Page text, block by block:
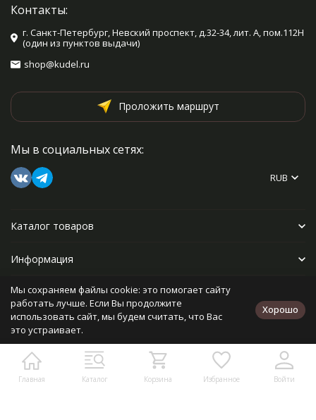
Главная Каталог Корзина Избранное Войти
Контакты:
г. Санкт-Петербург, Невский проспект, д.32-34, лит. А, пом.112Н
(один из пунктов выдачи)
shop@kudel.ru
Проложить маршрут
Мы в социальных сетях:
RUB
Каталог товаров
Информация
Прочее
Политика персональных данных
Разработано в
bodysite.ru
Мы сохраняем файлы cookie: это помогает сайту
работать лучше. Если Вы продолжите
использовать сайт, мы будем считать, что Вас
это устраивает.
Хорошо